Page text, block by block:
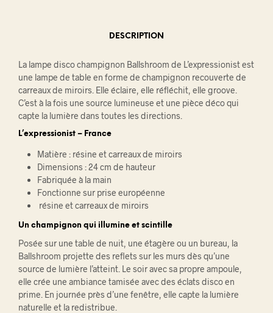
DESCRIPTION
La lampe disco champignon Ballshroom de L’expressionist est
une lampe de table en forme de champignon recouverte de
carreaux de miroirs. Elle éclaire, elle réfléchit, elle groove.
C’est à la fois une source lumineuse et une pièce déco qui
capte la lumière dans toutes les directions.
L’expressionist – France
Matière : résine et carreaux de miroirs
Dimensions : 24 cm de hauteur
Fabriquée à la main
Fonctionne sur prise européenne
résine et carreaux de miroirs
Un champignon qui illumine et scintille
Posée sur une table de nuit, une étagère ou un bureau, la
Ballshroom projette des reflets sur les murs dès qu’une
source de lumière l’atteint. Le soir avec sa propre ampoule,
elle crée une ambiance tamisée avec des éclats disco en
prime. En journée près d’une fenêtre, elle capte la lumière
naturelle et la redistribue.